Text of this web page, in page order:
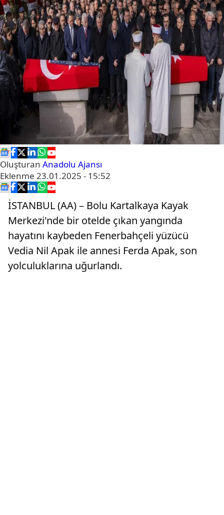
Oluşturan Anadolu Ajansı
Eklenme 23.01.2025 - 15:52
İSTANBUL (AA) – Bolu Kartalkaya Kayak
Merkezi'nde bir otelde çıkan yangında
hayatını kaybeden Fenerbahçeli yüzücü
Vedia Nil Apak ile annesi Ferda Apak, son
yolculuklarına uğurlandı.